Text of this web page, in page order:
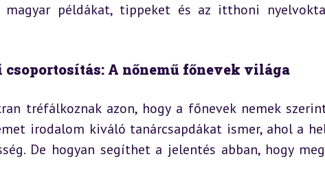
magyar példákat, tippeket és az itthoni
A nőnemű főnevek világa
tréfálkoznak azon, hogy a főnevek nemek
irodalom kiváló tanárcsapdákat ismer, ahol a
De hogyan segíthet a jelentés abban, hogy